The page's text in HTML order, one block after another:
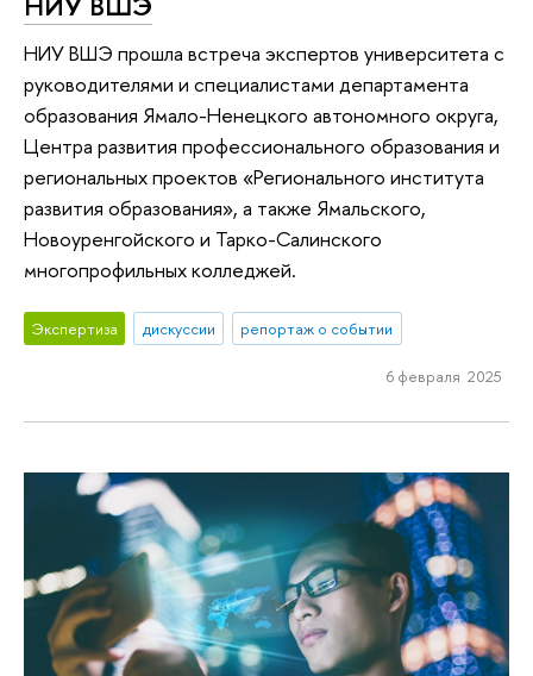
НИУ ВШЭ прошла встреча экспертов университета с
руководителями и специалистами департамента
образования Ямало-Ненецкого автономного округа,
Центра развития профессионального образования и
региональных проектов «Регионального института
развития образования», а также Ямальского,
Новоуренгойского и Тарко-Салинского
многопрофильных колледжей.
Экспертиза дискуссии репортаж о событии
6 февраля 2025